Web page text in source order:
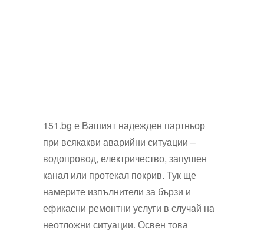
151.bg е Вашият надежден партньор
при всякакви аварийни ситуации –
водопровод, електричество, запушен
канал или протекал покрив. Тук ще
намерите изпълнители за бързи и
ефикасни ремонтни услуги в случай на
неотложни ситуации. Освен това